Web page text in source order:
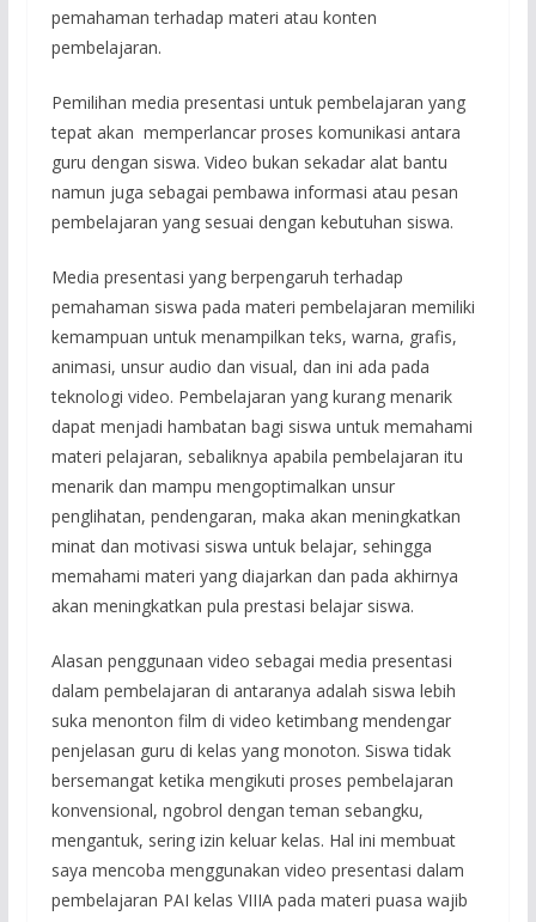
pemahaman terhadap materi atau konten
pembelajaran.
Pemilihan media presentasi untuk pembelajaran yang
tepat akan memperlancar proses komunikasi antara
guru dengan siswa. Video bukan sekadar alat bantu
namun juga sebagai pembawa informasi atau pesan
pembelajaran yang sesuai dengan kebutuhan siswa.
Media presentasi yang berpengaruh terhadap
pemahaman siswa pada materi pembelajaran memiliki
kemampuan untuk menampilkan teks, warna, grafis,
animasi, unsur audio dan visual, dan ini ada pada
teknologi video. Pembelajaran yang kurang menarik
dapat menjadi hambatan bagi siswa untuk memahami
materi pelajaran, sebaliknya apabila pembelajaran itu
menarik dan mampu mengoptimalkan unsur
penglihatan, pendengaran, maka akan meningkatkan
minat dan motivasi siswa untuk belajar, sehingga
memahami materi yang diajarkan dan pada akhirnya
akan meningkatkan pula prestasi belajar siswa.
Alasan penggunaan video sebagai media presentasi
dalam pembelajaran di antaranya adalah siswa lebih
suka menonton film di video ketimbang mendengar
penjelasan guru di kelas yang monoton. Siswa tidak
bersemangat ketika mengikuti proses pembelajaran
konvensional, ngobrol dengan teman sebangku,
mengantuk, sering izin keluar kelas. Hal ini membuat
saya mencoba menggunakan video presentasi dalam
pembelajaran PAI kelas VIIIA pada materi puasa wajib